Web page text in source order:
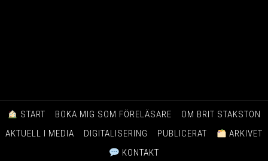
START BOKA MIG SOM FÖRELÄSARE
OM BRIT STAKSTON
AKTUELL I MEDIA
DIGITALISERING PUBLICERAT
ARKIVET
KONTAKT